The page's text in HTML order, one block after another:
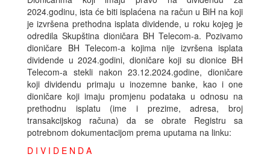
2024.godinu, ista će biti isplaćena na račun u BiH na koji
je izvršena prethodna isplata dividende, u roku kojeg je
odredila Skupština dioničara BH Telecom-a. Pozivamo
dioničare BH Telecom-a kojima nije izvršena isplata
dividende u 2024.godini, dioničare koji su dionice BH
Telecom-a stekli nakon 23.12.2024.godine, dioničare
koji dividendu primaju u inozemne banke, kao i one
dioničare koji imaju promjenu podataka u odnosu na
prethodnu isplatu (ime i prezime, adresa, broj
transakcijskog računa) da se obrate Registru sa
potrebnom dokumentacijom prema uputama na linku:
D I V I D E N D A